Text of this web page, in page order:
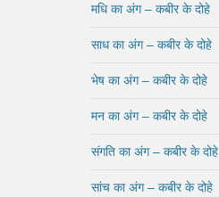
मधि का अंग – कबीर के दोहे
साध का अंग – कबीर के दोहे
भेष का अंग – कबीर के दोहे
मन का अंग – कबीर के दोहे
संगति का अंग – कबीर के दोहे
सांच का अंग – कबीर के दोहे